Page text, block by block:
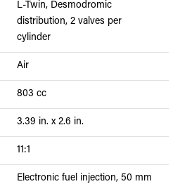
L-Twin, Desmodromic
distribution, 2 valves per
cylinder
Air
803 cc
3.39 in. x 2.6 in.
11:1
Electronic fuel injection, 50 mm